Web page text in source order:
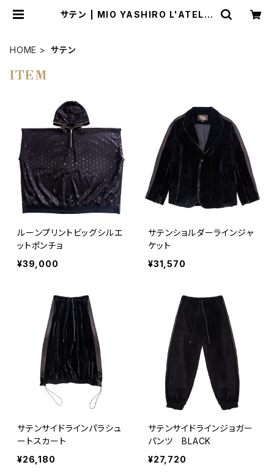
サテン | MIO YASHIRO L'ATELIE
HOME サテン
ITEM
ルーンプリントビッグシルエ
ットポンチョ
¥39,000
サテンショルダーラインジャ
ケット
¥31,570
サテンサイドラインパラシュ
ートスカート
¥26,180
サテンサイドラインジョガー
パンツ BLACK
¥27,720